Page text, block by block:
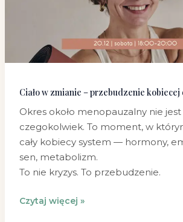
Ciało w zmianie – przebudzenie
Okres około menopauzalny nie
czegokolwiek. To moment, w
cały kobiecy system — hormony,
sen, metabolizm.
To nie kryzys. To przebudzenie.
Czytaj więcej »